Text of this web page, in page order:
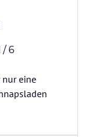
/ 6
nur eine